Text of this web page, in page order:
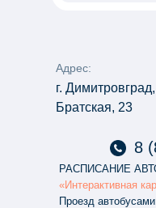
г.
Братская, 23
Адрес:
РАСПИСАНИЕ
«Интерактивная
Проезд
8